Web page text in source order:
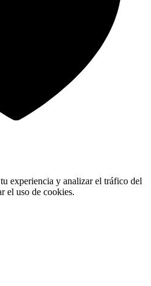
experiencia y analizar el tráfico del
el uso de cookies.